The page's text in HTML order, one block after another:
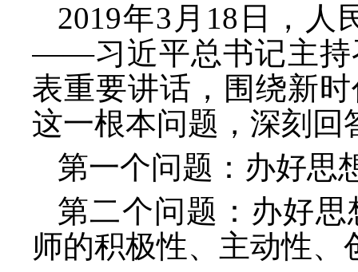
2019年3月18日，
——习近平总书记主持
表重要讲话，围绕新
这一根本问题，深刻回
第一个问题：办好思
第二个问题：办好
师的积极性、主动性、